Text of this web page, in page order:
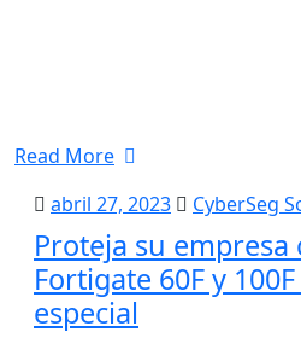
Read More
abril 27, 2023abril
2023
CyberSeg
Proteja su
Fortigate 60F y
especial